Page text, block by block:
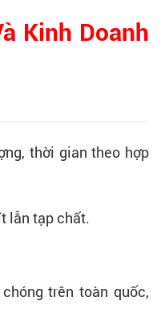
Kinh Doanh
thời gian theo hợp
lẫn tạp chất.
trên toàn quốc,